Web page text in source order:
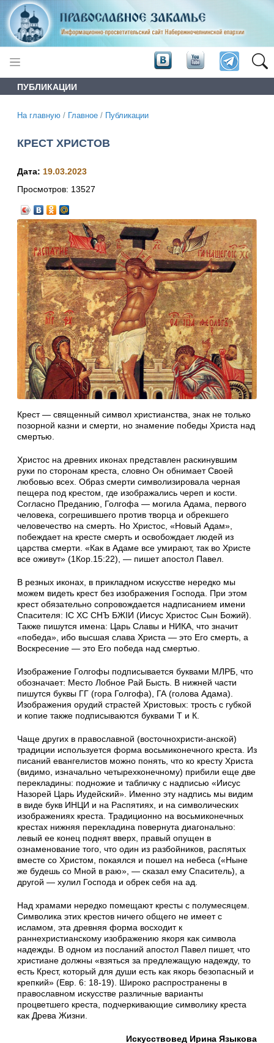
ПУБЛИКАЦИИ
На главную / Главное / Публикации
КРЕСТ ХРИСТОВ
Дата: 19.03.2023
Просмотров: 13527
Крест — священный символ христианства, знак не только
позорной казни и смерти, но знамение победы Христа над
смертью.
Христос на древних иконах представлен раскинувшим
руки по сторонам креста, словно Он обнимает Своей
любовью всех. Образ смерти символизировала черная
пещера под крестом, где изображались череп и кости.
Согласно Преданию, Голгофа — могила Адама, первого
человека, согрешившего против творца и обрекшего
человечество на смерть. Но Христос, «Новый Адам»,
побеждает на кресте смерть и освобождает людей из
царства смерти. «Как в Адаме все умирают, так во Христе
все оживут» (1Кор.15:22), — пишет апостол Павел.
В резных иконах, в прикладном искусстве нередко мы
можем видеть крест без изображения Господа. При этом
крест обязательно сопровождается надписанием имени
Спасителя: IС ХС СНЪ БЖIИ (Иисус Христос Сын Божий).
Также пишутся имена: Царь Славы и НИКА, что значит
«победа», ибо высшая слава Христа — это Его смерть, а
Воскресение — это Его победа над смертью.
Изображение Голгофы подписывается буквами МЛРБ, что
обозначает: Место Лобное Рай Бысть. В нижней части
пишутся буквы ГГ (гора Голгофа), ГА (голова Адама).
Изображения орудий страстей Христовых: трость с губкой
и копие также подписываются буквами Т и К.
Чаще других в православной (восточнохристи-анской)
традиции используется форма восьмиконечного креста. Из
писаний евангелистов можно понять, что ко кресту Христа
(видимо, изначально четырехконечному) прибили еще две
перекладины: подножие и табличку с надписью «Иисус
Назорей Царь Иудейский». Именно эту надпись мы видим
в виде букв ИНЦИ и на Распятиях, и на символических
изображениях креста. Традиционно на восьмиконечных
крестах нижняя перекладина повернута диагонально:
левый ее конец поднят вверх, правый опущен в
ознаменование того, что один из разбойников, распятых
вместе со Христом, покаялся и пошел на небеса («Ныне
же будешь со Мной в раю», — сказал ему Спаситель), а
другой — хулил Господа и обрек себя на ад.
Над храмами нередко помещают кресты с полумесяцем.
Символика этих крестов ничего общего не имеет с
исламом, эта древняя форма восходит к
раннехристианскому изображению якоря как символа
надежды. В одном из посланий апостол Павел пишет, что
христиане должны «взяться за предлежащую надежду, то
есть Крест, который для души есть как якорь безопасный и
крепкий» (Евр. 6: 18-19). Широко распространены в
православном искусстве различные варианты
процветшего креста, подчеркивающие символику креста
как Древа Жизни.
Искусствовед Ирина Языкова